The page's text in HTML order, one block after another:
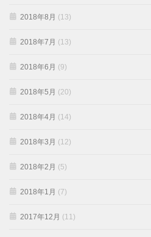
2018年8月 (13)
2018年7月 (13)
2018年6月 (9)
2018年5月 (20)
2018年4月 (14)
2018年3月 (12)
2018年2月 (5)
2018年1月 (7)
2017年12月 (11)